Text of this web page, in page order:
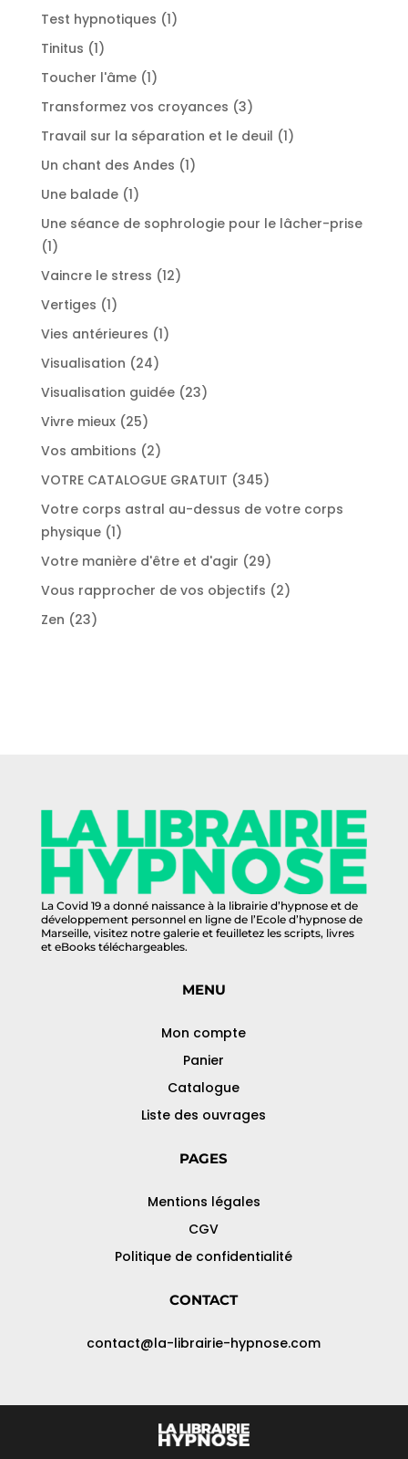
produit
Test hypnotiques 11
Tinitus 11
produit
Toucher l'âme 11
Transformez vos croyances 33
produits
Travail sur la séparation et le deuil 11
Un chant des Andes 11
Une balade 11
produit
Une séance de sophrologie pour le lâcher-prise
11
produit
Vaincre le stress 1212
Vertiges 11
produit
Vies antérieures 11
Visualisation 2424
produits
Visualisation guidée 2323
Vivre mieux 2525
produits
Vos ambitions 22
produits
VOTRE CATALOGUE GRATUIT 345345
produits
Votre corps astral au-dessus de votre corps
physique 11
produit
Votre manière d'être et d'agir 2929
produits
Vous rapprocher de vos objectifs 22
Zen 2323
La Covid 19 a donné naissance à la librairie d’hypnose et de
développement personnel en ligne de l’Ecole d’hypnose de
Marseille, visitez notre galerie et feuilletez les scripts, livres
et eBooks téléchargeables.
MENU
Mon compte
Panier
Catalogue
Liste des ouvrages
PAGES
Mentions légales
CGV
Politique de confidentialité
CONTACT
contact@la-librairie-hypnose.com